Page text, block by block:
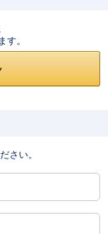
す。
さい。